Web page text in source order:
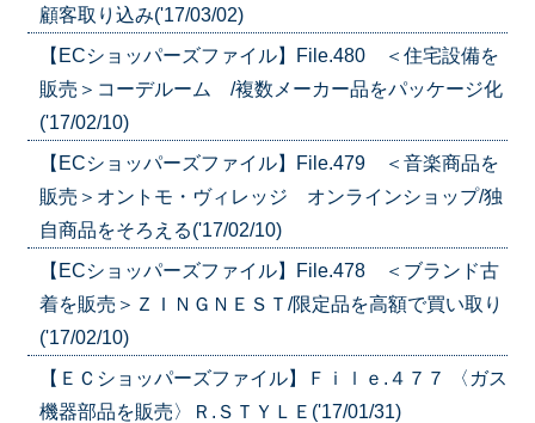
顧客取り込み('17/03/02)
【ECショッパーズファイル】File.480 ＜住宅設備を
販売＞コーデルーム /複数メーカー品をパッケージ化
('17/02/10)
【ECショッパーズファイル】File.479 ＜音楽商品を
販売＞オントモ・ヴィレッジ オンラインショップ/独
自商品をそろえる('17/02/10)
【ECショッパーズファイル】File.478 ＜ブランド古
着を販売＞ＺＩＮＧＮＥＳＴ/限定品を高額で買い取り
('17/02/10)
【ＥＣショッパーズファイル】Ｆｉｌｅ.４７７ 〈ガス
機器部品を販売〉Ｒ.ＳＴＹＬＥ('17/01/31)